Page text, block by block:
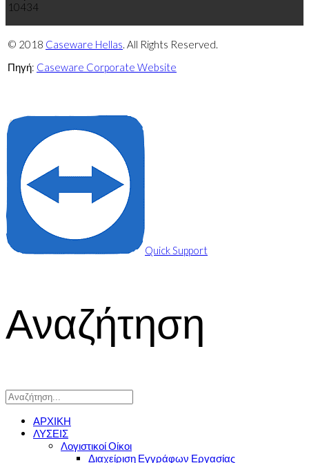
10434
© 2018 Caseware Hellas. All Rights Reserved.
Πηγή: Caseware Corporate Website
Quick Support
Αναζήτηση
ΑΡΧΙΚΗ
ΛΥΣΕΙΣ
Λογιστικοί Οίκοι
Διαχείριση Εγγράφων Εργασίας